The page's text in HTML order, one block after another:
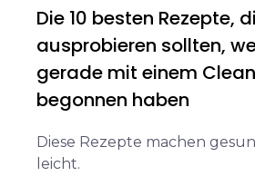
Die 10 besten Rezepte,
ausprobieren sollten,
gerade mit einem
begonnen haben
Diese Rezepte machen
leicht.